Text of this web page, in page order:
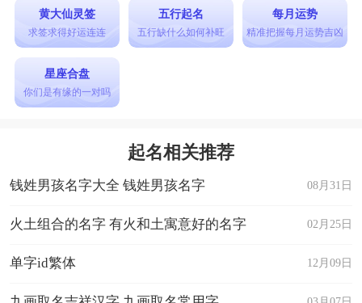
黄大仙灵签
求签求得好运连连
五行起名
五行缺什么如何补旺
每月运势
精准把握每月运势吉凶
星座合盘
你们是有缘的一对吗
起名相关推荐
08月31日
钱姓男孩名字大全 钱姓男孩名字
02月25日
火土组合的名字 有火和土寓意好的名字
12月09日
单字id繁体